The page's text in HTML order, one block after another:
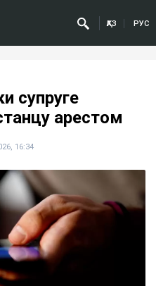
ҚАЗ РУС
супруге
арестом
16:34